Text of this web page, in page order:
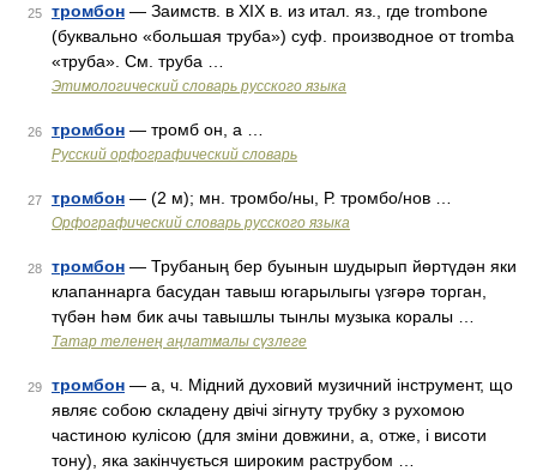
25 тромбон — Заимств. в XIX в. из итал. яз., где trombone
(буквально «большая труба») суф. производное от tromba
«труба». См. труба …
Этимологический словарь русского языка
26 тромбон — тромб он, а …
Русский орфографический словарь
27 тромбон — (2 м); мн. тромбо/ны, Р. тромбо/нов …
Орфографический словарь русского языка
28 тромбон — Трубаның бер буынын шудырып йөртүдән яки
клапаннарга басудан тавыш югарылыгы үзгәрә торган,
түбән һәм бик ачы тавышлы тынлы музыка коралы …
Татар теленең аңлатмалы сүзлеге
29 тромбон — а, ч. Мідний духовий музичний інструмент, що
являє собою складену двічі зігнуту трубку з рухомою
частиною кулісою (для зміни довжини, а, отже, і висоти
тону), яка закінчується широким раструбом …